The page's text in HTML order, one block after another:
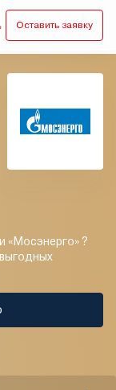
Оставить заявку
«Мосэнерго» ?